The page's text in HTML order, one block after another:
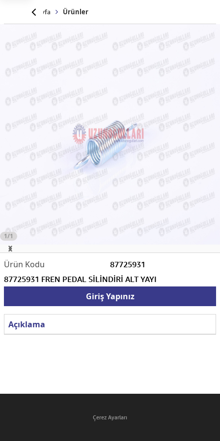
Anasayfa Ürünler
1/1
87725931
87725931 FREN PEDAL SİLİNDİRİ ALT YAYI
Giriş Yapınız
Açıklama
Çerez Ayarları